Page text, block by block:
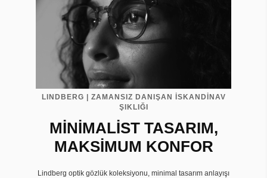
LINDBERG | ZAMANSIZ DANIŞAN İSKANDİNAV
ŞIKLIĞI
MİNİMALİST TASARIM,
MAKSİMUM KONFOR
Lindberg optik gözlük koleksiyonu, minimal tasarım anlayışı